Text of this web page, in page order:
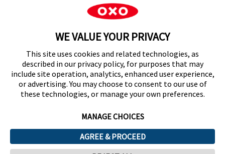
WE VALUE YOUR PRIVACY
This site uses cookies and related technologies, as
described in our privacy policy, for purposes that may
include site operation, analytics, enhanced user experience,
or advertising. You may choose to consent to our use of
these technologies, or manage your own preferences.
MANAGE CHOICES
AGREE & PROCEED